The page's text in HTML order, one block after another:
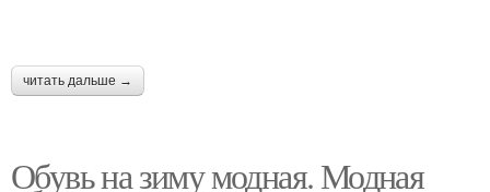
читать дальше →
Обувь на зиму модная. Модная